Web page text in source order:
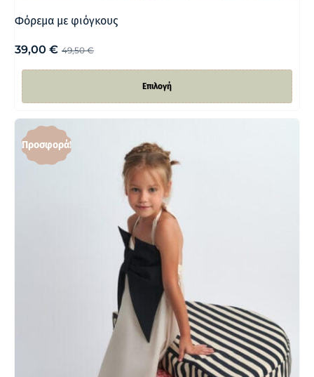
Φόρεμα με φιόγκους
49,50€
39,00 €
Επιλογή
Προσφορά!